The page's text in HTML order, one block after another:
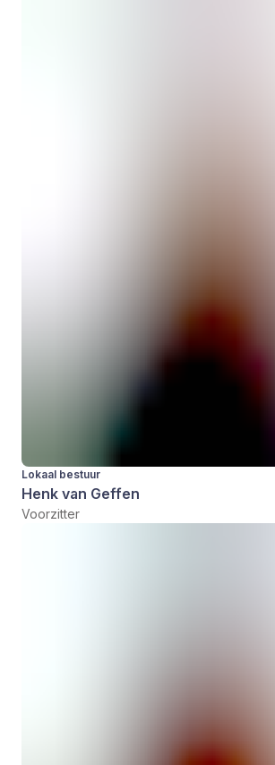
Lokaal bestuur
Henk van Geffen
Voorzitter